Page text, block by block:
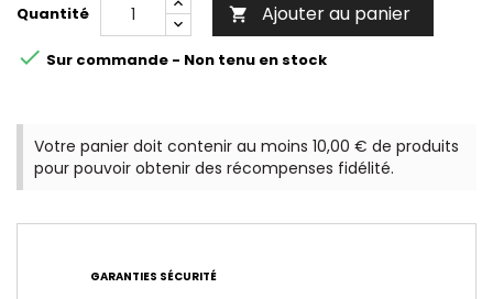
Quantité  Ajouter au panier
 Sur commande - Non tenu en stock
Votre panier doit contenir au moins 10,00 € de produits
pour pouvoir obtenir des récompenses fidélité.
GARANTIES SÉCURITÉ